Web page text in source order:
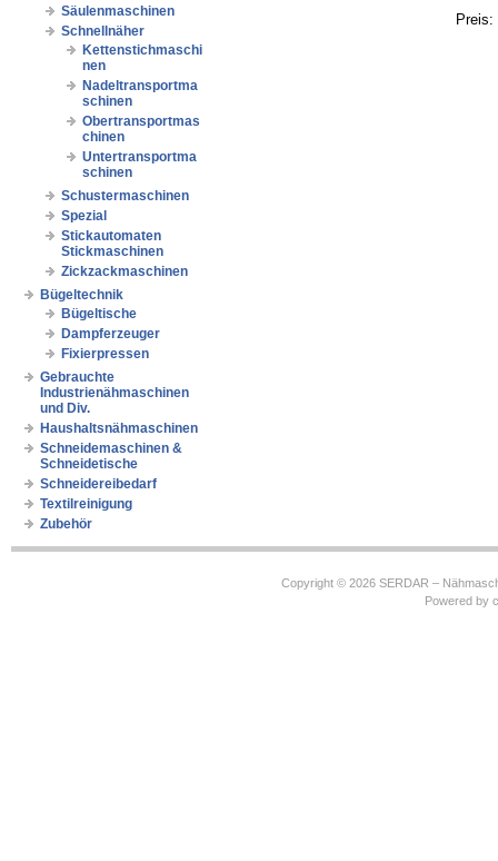
Säulenmaschinen
Schnellnäher
Kettenstichmaschi
nen
Nadeltransportma
schinen
Obertransportmas
chinen
Untertransportma
schinen
Schustermaschinen
Spezial
Stickautomaten
Stickmaschinen
Zickzackmaschinen
Bügeltechnik
Bügeltische
Dampferzeuger
Fixierpressen
Gebrauchte
Industrienähmaschinen
und Div.
Haushaltsnähmaschinen
Schneidemaschinen &
Schneidetische
Schneidereibedarf
Textilreinigung
Zubehör
Preis:
Copyright © 2026 SERDAR –
Powered by